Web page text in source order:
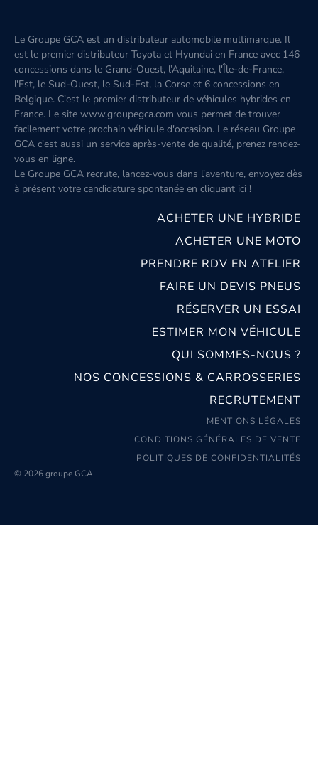
Le Groupe GCA est un distributeur automobile multimarque. Il
est le premier distributeur Toyota et Hyundai en France avec 146
concessions dans le Grand-Ouest, l’Aquitaine, l'Île-de-France,
l'Est, le Sud-Ouest, le Sud-Est, la Corse et 6 concessions en
Belgique. C'est le premier distributeur de véhicules hybrides en
France. Le site www.groupegca.com vous permet de trouver
facilement votre prochain véhicule d'occasion. Le réseau Groupe
GCA c'est aussi un service après-vente de qualité, prenez rendez-
vous en ligne.
Le Groupe GCA recrute, lancez-vous dans l'aventure, envoyez dès
à présent votre candidature spontanée en cliquant ici !
ACHETER UNE HYBRIDE
ACHETER UNE MOTO
PRENDRE RDV EN ATELIER
FAIRE UN DEVIS PNEUS
RÉSERVER UN ESSAI
ESTIMER MON VÉHICULE
QUI SOMMES-NOUS ?
NOS CONCESSIONS & CARROSSERIES
RECRUTEMENT
MENTIONS LÉGALES
CONDITIONS GÉNÉRALES DE VENTE
POLITIQUES DE CONFIDENTIALITÉS
© 2026 groupe GCA